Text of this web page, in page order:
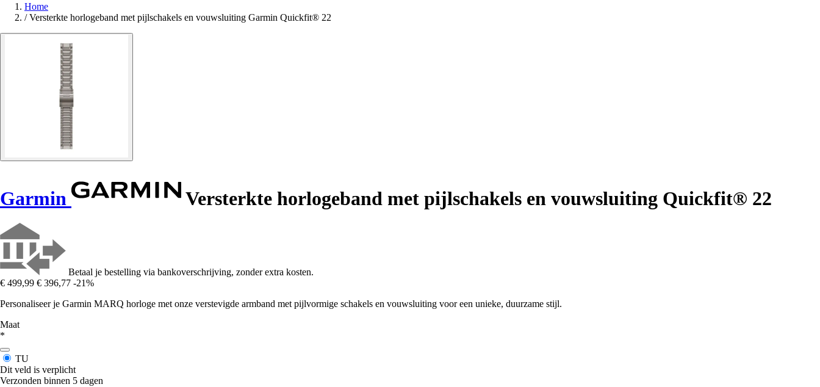
Home
/ Versterkte horlogeband met pijlschakels en vouwsluiting Garmin Quickfit® 22
Garmin Versterkte horlogeband met pijlschakels en vouwsluiting Quickfit® 22
Betaal je bestelling via bankoverschrijving, zonder extra kosten.
€ 499,99 € 396,77 -21%
Personaliseer je Garmin MARQ horloge met onze verstevigde armband met pijlvormige schakels en vouwsluiting voor een unieke, duurzame stijl.
Maat
*
TU
Dit veld is verplicht
Verzonden binnen 5 dagen